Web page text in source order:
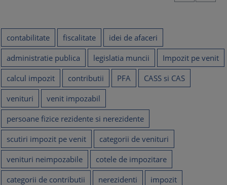
contabilitate fiscalitate
idei de afaceri
administratie publica
legislatia muncii
Impozit pe venit
calcul impozit
contributii PFA
CASS si CAS
venituri
venit impozabil
persoane fizice rezidente si nerezidente
scutiri impozit pe venit
categorii de venituri
venituri neimpozabile
cotele de impozitare
categorii de contributii
nerezidenti
impozit